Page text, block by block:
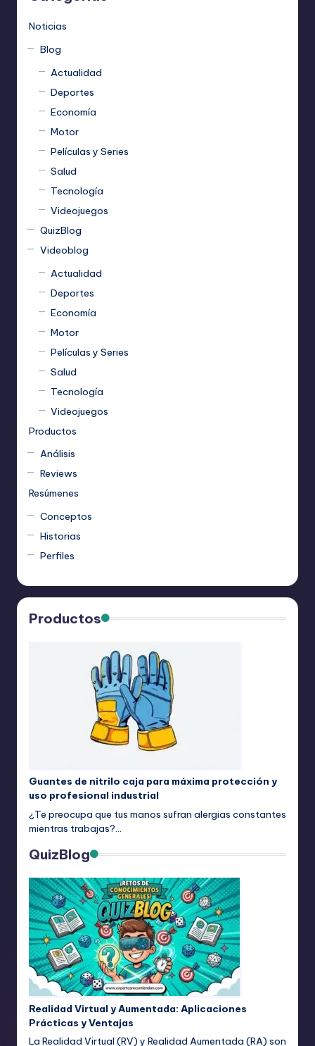
Noticias
Blog
Actualidad
Deportes
Economía
Motor
Películas y Series
Salud
Tecnología
Videojuegos
QuizBlog
Videoblog
Actualidad
Deportes
Economía
Motor
Películas y Series
Salud
Tecnología
Videojuegos
Productos
Análisis
Reviews
Resúmenes
Conceptos
Historias
Perfiles
Productos
Guantes de nitrilo caja para máxima protección y
uso profesional industrial
¿Te preocupa que tus manos sufran alergias constantes
mientras trabajas?…
QuizBlog
Realidad Virtual y Aumentada: Aplicaciones
Prácticas y Ventajas
La Realidad Virtual (RV) y Realidad Aumentada (RA) son